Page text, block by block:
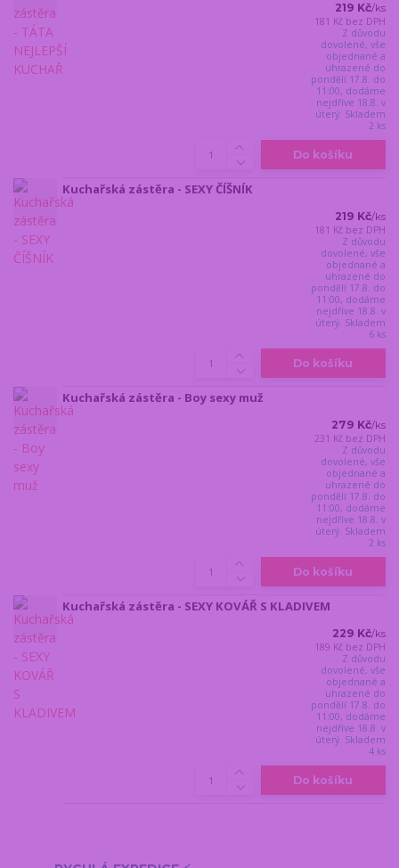
219 Kč/ks
181 Kč bez DPH
Z důvodu
dovolené, vše
objednané a
uhrazené do
pondělí 17.8. do
11:00, dodáme
nejdříve 18.8. v
úterý. Skladem
2 ks
Do košíku
Kuchařská zástěra - SEXY ČÍŠNÍK
219 Kč/ks
181 Kč bez DPH
Z důvodu
dovolené, vše
objednané a
uhrazené do
pondělí 17.8. do
11:00, dodáme
nejdříve 18.8. v
úterý. Skladem
6 ks
Do košíku
Kuchařská zástěra - Boy sexy muž
279 Kč/ks
231 Kč bez DPH
Z důvodu
dovolené, vše
objednané a
uhrazené do
pondělí 17.8. do
11:00, dodáme
nejdříve 18.8. v
úterý. Skladem
2 ks
Do košíku
Kuchařská zástěra - SEXY KOVÁŘ S KLADIVEM
229 Kč/ks
189 Kč bez DPH
Z důvodu
dovolené, vše
objednané a
uhrazené do
pondělí 17.8. do
11:00, dodáme
nejdříve 18.8. v
úterý. Skladem
4 ks
Do košíku